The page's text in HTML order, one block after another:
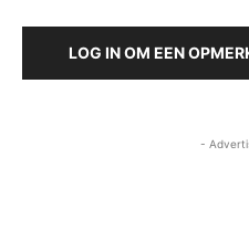
LOG IN OM EEN
-